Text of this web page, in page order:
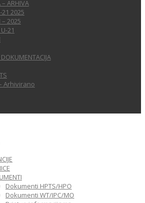
– ARHIVA
21 2025
– 2025
21
Arhivirano
Dokumenti HPTS/HPO
Dokumenti WT/IPC/MO